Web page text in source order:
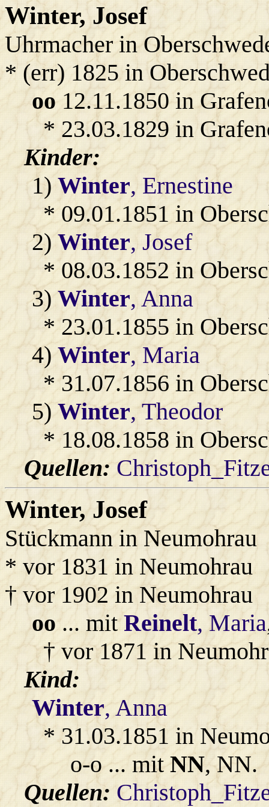
Winter, Josef
Uhrmacher in
* (err) 1825 in
oo12.11.1850 in
* 23.03.1829 in
Kinder:
1)Winter, Ernestine
* 09.01.1851 in
2)Winter, Josef
* 08.03.1852 in
3)Winter, Anna
* 23.01.1855 in
4)Winter, Maria
* 31.07.1856 in
5)Winter, Theodor
* 18.08.1858 in
Quellen:
Winter, Josef
Stückmann in Neumohrau
* vor 1831 in Neumohrau
† vor 1902 in Neumohrau
oo... mitReinelt, Maria
† vor 1871 in
Kind:
Winter, Anna
* 31.03.1851 in
o-o ... mitNN, NN.
Quellen: